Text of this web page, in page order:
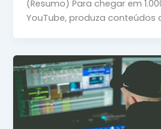
(Resumo) Para chegar em
YouTube, produza